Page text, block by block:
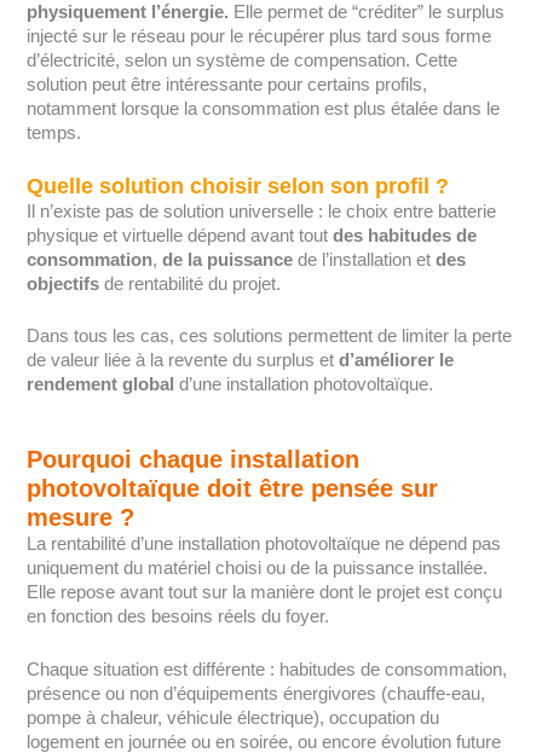
physiquement l’énergie. Elle permet de “créditer” le surplus
injecté sur le réseau pour le récupérer plus tard sous forme
d’électricité, selon un système de compensation. Cette
solution peut être intéressante pour certains profils,
notamment lorsque la consommation est plus étalée dans le
temps.
Quelle solution choisir selon son profil ?
Il n’existe pas de solution universelle : le choix entre batterie
physique et virtuelle dépend avant toutdes habitudes de
consommation,de la puissance de l’installation etdes
objectifs de rentabilité du projet.
Dans tous les cas, ces solutions permettent de limiter la perte
de valeur liée à la revente du surplus etd’améliorer le
rendement global d’une installation photovoltaïque.
Pourquoi chaque installation
photovoltaïque doit être pensée sur
mesure ?
La rentabilité d’une installation photovoltaïque ne dépend pas
uniquement du matériel choisi ou de la puissance installée.
Elle repose avant tout sur la manière dont le projet est conçu
en fonction des besoins réels du foyer.
Chaque situation est différente : habitudes de consommation,
présence ou non d’équipements énergivores (chauffe-eau,
pompe à chaleur, véhicule électrique), occupation du
logement en journée ou en soirée, ou encore évolution future